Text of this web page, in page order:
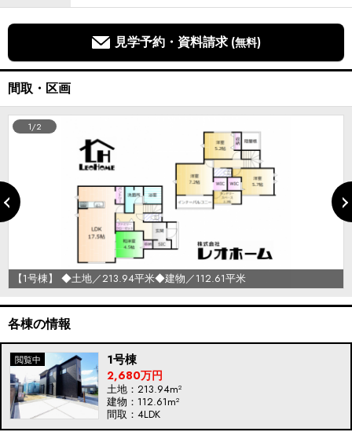
見学予約・資料請求 (無料)
間取・区画
【1号棟】 ◆土地／213.94平米◆建物／112.61平米
1/2
各棟の情報
1号棟
2,680万円
土地：213.94m²
建物：112.61m²
間取：4LDK